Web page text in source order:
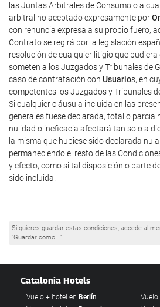
las Juntas Arbitrales de Consumo o a
arbitral no aceptado expresamente por
con renuncia expresa a su propio fuero,
Contrato se regirá por la legislación
resolución de cualquier litigio que pudiera
someten a los Juzgados y Tribunales de
caso de contratación con Usuarios, en
competentes los Juzgados y Tribunales
Si cualquier cláusula incluida en las
generales fuese declarada, total o
nulidad o ineficacia afectará tan solo a
la misma que hubiese sido declarada
permaneciendo el resto de las
y efecto, como si tal disposición o parte
sido incluida.
Si quieres guardar estas condiciones, accede al
"Guardar como..."
Catalonia Hotels
Vuelo + hotel en Berlín
Vuelo